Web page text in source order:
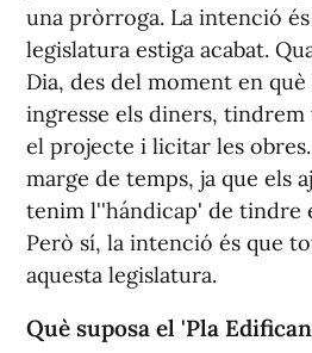
una pròrroga. La intenció
legislatura estiga acabat.
Dia, des del moment en
ingresse els diners,
el projecte i licitar les
marge de temps, ja que els
tenim l''hándicap' de tindre
Però sí, la intenció és que
aquesta legislatura.
Què suposa el 'Pla